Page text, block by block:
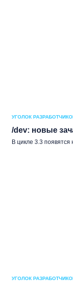
УГОЛОК
/dev: новые
В цикле 3.3
УГОЛОК